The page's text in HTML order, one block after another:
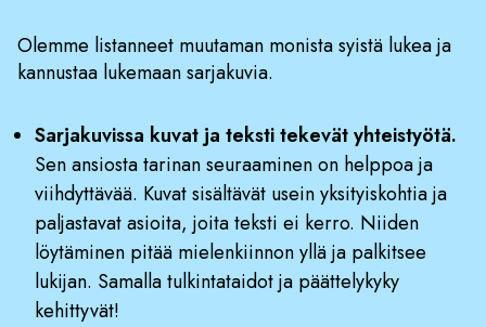
Olemme listanneet muutaman monista syistä lukea ja
kannustaa lukemaan sarjakuvia.
Sarjakuvissa kuvat ja teksti tekevät yhteistyötä.
Sen ansiosta tarinan seuraaminen on helppoa ja
viihdyttävää. Kuvat sisältävät usein yksityiskohtia ja
paljastavat asioita, joita teksti ei kerro. Niiden
löytäminen pitää mielenkiinnon yllä ja palkitsee
lukijan. Samalla tulkintataidot ja päättelykyky
kehittyvät!